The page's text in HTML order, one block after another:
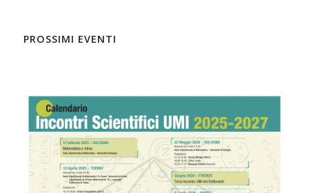
PROSSIMI EVENTI